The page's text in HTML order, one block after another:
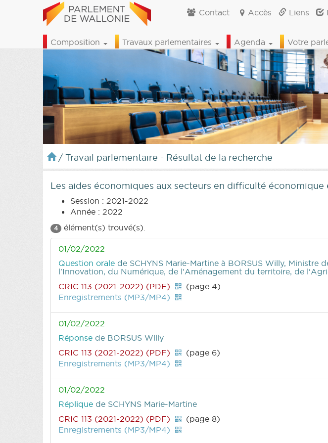
Contact Accès Liens
Composition Travaux parlementaires Agenda Votre
/ Travail parlementaire - Résultat de la recherche
Les aides économiques aux secteurs en difficulté économique
Session : 2021-2022
Année : 2022
4 élément(s) trouvé(s).
01/02/2022
Question orale de SCHYNS Marie-Martine à BORSUS Willy, Ministre
l'Innovation, du Numérique, de l'Aménagement du territoire, de
CRIC 113 (2021-2022) (PDF)
(page 4)
Enregistrements (MP3/MP4)
01/02/2022
Réponse de BORSUS Willy
CRIC 113 (2021-2022) (PDF)
(page 6)
Enregistrements (MP3/MP4)
01/02/2022
Réplique de SCHYNS Marie-Martine
CRIC 113 (2021-2022) (PDF)
(page 8)
Enregistrements (MP3/MP4)